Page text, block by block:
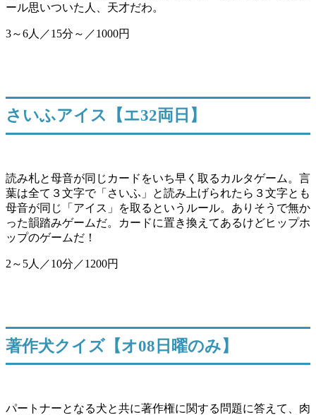
ール思いついた人、天才だわ。
3～6人／15分～／1000円
さいふアイス【エ32両日】
読み札と母音が同じカードをいち早く取るカルタゲーム。言
葉は全て３文字で「さいふ」と読み上げられたら３文字とも
母音が同じ「アイス」を取るというルール。ありそうで無か
った韻踏みゲームだ。カードに置き換えてあるけどヒップホ
ップのゲームだ！
2～5人／10分／1200円
著作犬クイズ【オ08日曜のみ】
パートナーとなる犬と共に著作権に関する問題に答えて、肉